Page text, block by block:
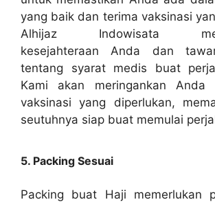
yang baik dan terima vaksinasi
Alhijaz Indowisata
kesejahteraan Anda dan
tentang syarat medis buat
Kami akan meringankan Anda
vaksinasi yang diperlukan,
seutuhnya siap buat memulai
5. Packing Sesuai
Packing buat Haji memerlukan